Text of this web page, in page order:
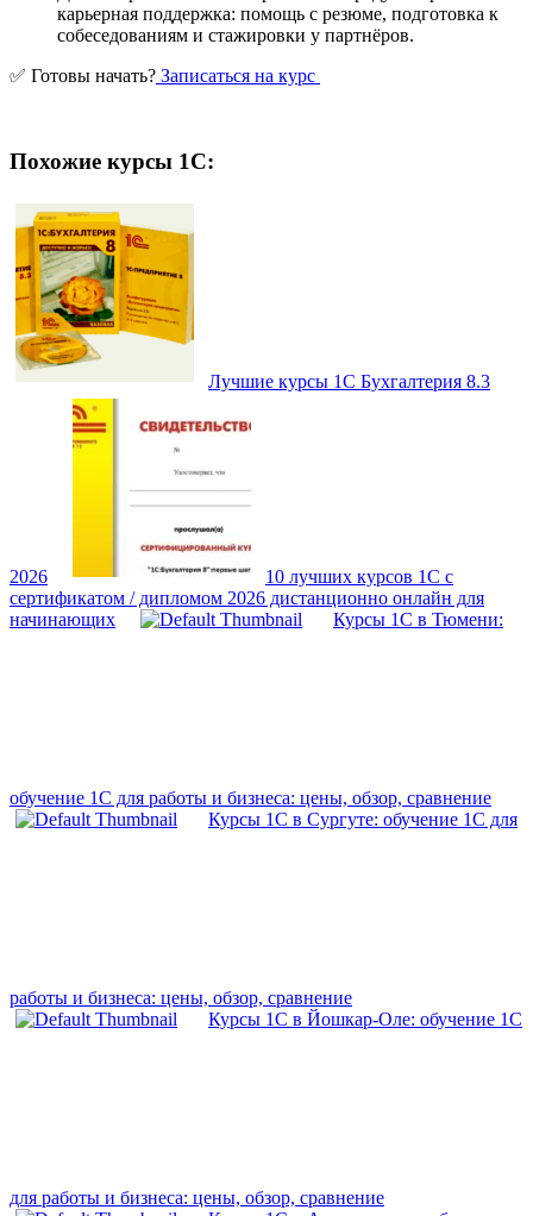
карьерная поддержка: помощь с резюме, подготовка к
собеседованиям и стажировки у партнёров.
✅ Готовы начать? Записаться на курс
Похожие курсы 1С:
Лучшие курсы 1С Бухгалтерия 8.3
2026
10 лучших курсов 1С с
сертификатом / дипломом 2026 дистанционно онлайн для
начинающих
Курсы 1С в Тюмени:
обучение 1С для работы и бизнеса: цены, обзор, сравнение
Курсы 1С в Сургуте: обучение 1С для
работы и бизнеса: цены, обзор, сравнение
Курсы 1С в Йошкар-Оле: обучение 1С
для работы и бизнеса: цены, обзор, сравнение